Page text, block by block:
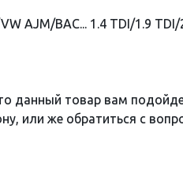
AJM/BAC... 1.4 TDI/1.9
данный товар вам
или же обратиться с